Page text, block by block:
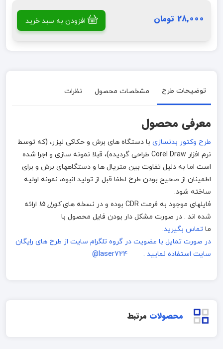
28,000 تومان افزودن به سبد خرید
توضیحات طرح مشخصات محصول نظرات
معرفی محصول
طرح وکتور بدنسازی با دستگاه های برش و حکاکی لیزر، (که توسط
نرم افزار Corel Draw طراحی گردیده)، قبلا نمونه سازی و اجرا شده
است اما به دلیل تفاوت بین متریال ها و دستگاههای برش و برای
اطمینان از صحیح بودن طرح لطفا قبل از تولید انبوه، نمونه اولیه
ساخته شود.
فایلهای موجود به فرمت CDR بوده و در نسخه های
کورل 15
ارائه
شده اند . در صورت مشکل دار بودن فایل محصول با
ما تماس بگیرید.
در صورت تمایل با عضویت در گروه تلگرام سایت از طرح های رایگان
سایت استفاده نمایید . laser724@
محصولات مرتبط